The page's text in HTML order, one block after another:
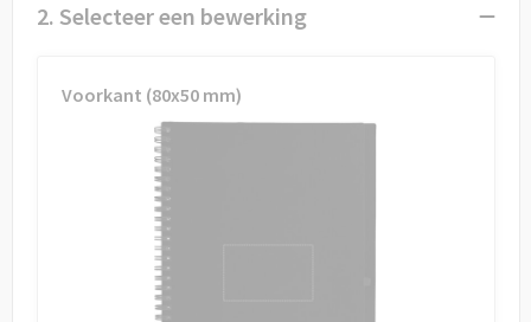
Draagtassen
Papieren tassen
Waterbestendige tassen
2. Selecteer een bewerking
Voorkant (80x50 mm)